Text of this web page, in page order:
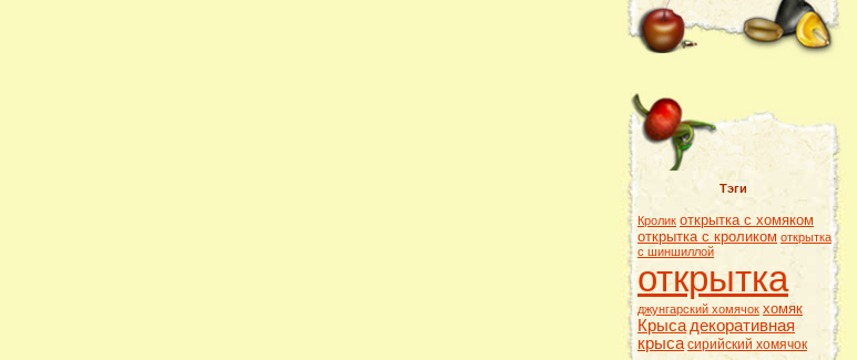
Тэги
Кролик открытка с хомяком
открытка с кроликом открытка
с шиншиллой
открытка
джунгарский хомячок хомяк
Крыса декоративная
крыса сирийский хомячок